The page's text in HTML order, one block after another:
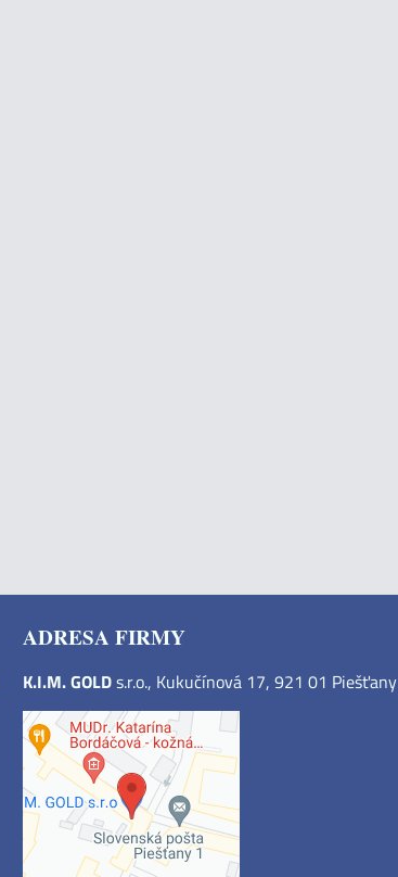
ADRESA FIRMY
K.I.M. GOLDs.r.o., Kukučínová 17, 921 01 Piešťany